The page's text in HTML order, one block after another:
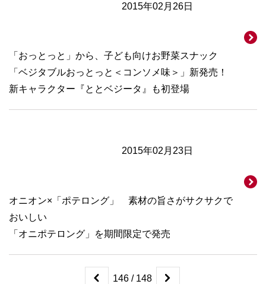
2015年02月26日
「おっとっと」から、子ども向けお野菜スナック
「ベジタブルおっとっと＜コンソメ味＞」新発売！
新キャラクター『ととベジータ』も初登場
2015年02月23日
オニオン×「ポテロング」 素材の旨さがサクサクで
おいしい
「オニポテロング」を期間限定で発売
146 / 148